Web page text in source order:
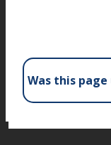
Was this